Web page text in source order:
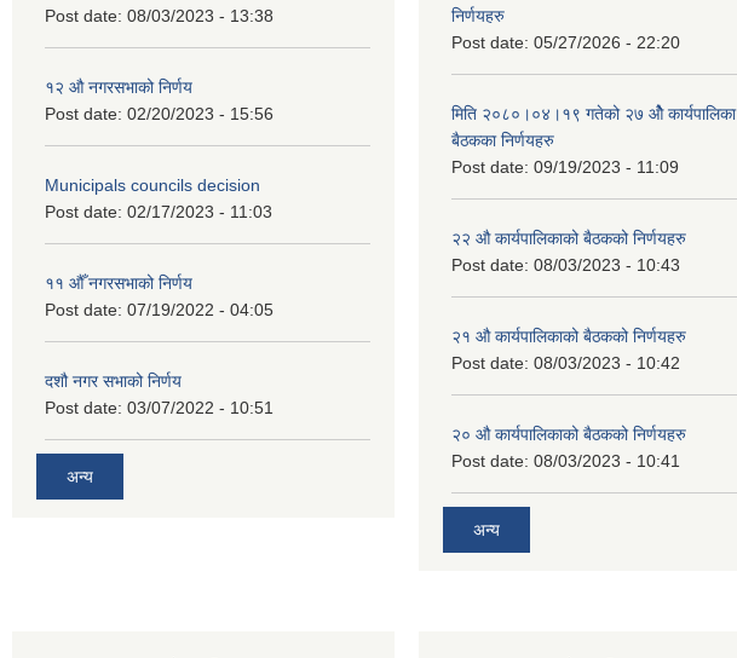
Post date: 08/03/2023 - 13:38
१२ औ नगरसभाको निर्णय
Post date: 02/20/2023 - 15:56
Municipals councils decision
Post date: 02/17/2023 - 11:03
११ ‌औँ नगरसभाको निर्णय
Post date: 07/19/2022 - 04:05
दशौ नगर सभाको निर्णय
Post date: 03/07/2022 - 10:51
अन्य
निर्णयहरु
Post date: 05/27/2026 - 22:20
मिति २०८०।०४।१९ गतेको २७ ‌‍‌ओेै कार्यपालिका
बैठकका निर्णयहरु
Post date: 09/19/2023 - 11:09
२‍२ औ कार्यपालिकाको बैठकको निर्णयहरु
Post date: 08/03/2023 - 10:43
२‍१ औ कार्यपालिकाको बैठकको निर्णयहरु
Post date: 08/03/2023 - 10:42
२‍० औ कार्यपालिकाको बैठकको निर्णयहरु
Post date: 08/03/2023 - 10:41
अन्य